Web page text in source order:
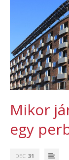
Mikor
egy
DEC 31